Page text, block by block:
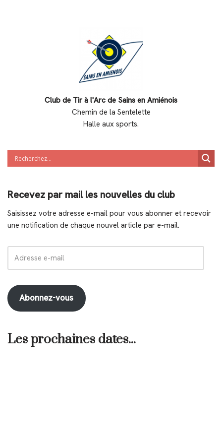
Club de Tir à l'Arc de Sains en Amiénois
Chemin de la Sentelette
Halle aux sports.
Recevez par mail les nouvelles du club
Saisissez votre adresse e-mail pour vous abonner et recevoir
une notification de chaque nouvel article par e-mail.
Abonnez-vous
Les prochaines dates...